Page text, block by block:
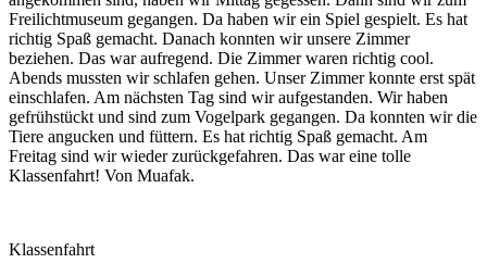
Freilichtmuseum gegangen. Da haben wir ein Spiel gespielt. Es hat
richtig Spaß gemacht. Danach konnten wir unsere Zimmer
beziehen. Das war aufregend. Die Zimmer waren richtig cool.
Abends mussten wir schlafen gehen. Unser Zimmer konnte erst spät
einschlafen. Am nächsten Tag sind wir aufgestanden. Wir haben
gefrühstückt und sind zum Vogelpark gegangen. Da konnten wir die
Tiere angucken und füttern. Es hat richtig Spaß gemacht. Am
Freitag sind wir wieder zurückgefahren. Das war eine tolle
Klassenfahrt! Von Muafak.
Klassenfahrt